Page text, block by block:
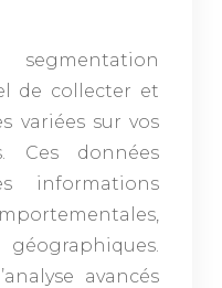
de collecter et
variées sur vos
Ces données
informations
avancés